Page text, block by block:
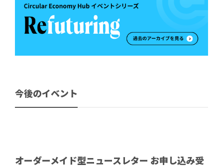
今後のイベント
オーダーメイド型ニュースレター お申し込み受